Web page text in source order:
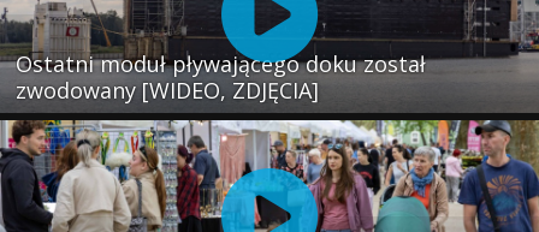
Ostatni moduł pływającego doku został
zwodowany [WIDEO, ZDJĘCIA]